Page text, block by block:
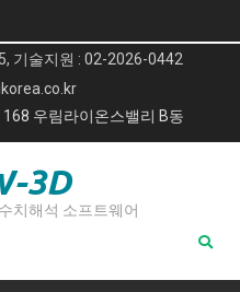
기술지원 : 02-2026-0442
우림라이온스밸리 B동
3D
치해석 소프트웨어